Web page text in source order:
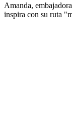
Amanda,
inspira con su ruta